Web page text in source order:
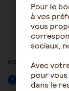
NOUS SUIVRE
Facebook
Pour le
à vos
vous
sociaux,
Avec
pour
dans le